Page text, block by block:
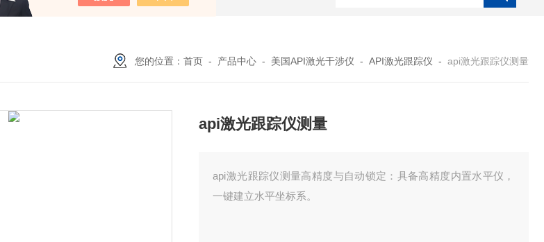
您的位置： 首页 - 产品中心 - 美国API激光干涉仪 - API激光跟踪仪 - api激光跟踪仪测量
api激光跟踪仪测量
api激光跟踪仪测量高精度与自动锁定：具备高精度内置水平仪，
一键建立水平坐标系。